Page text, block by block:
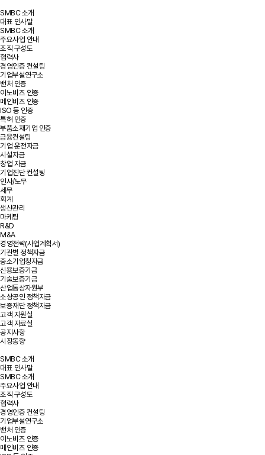
SMBC 소개
대표 인사말
SMBC 소개
주요사업 안내
조직 구성도
협력사
경영인증 컨설팅
기업부설연구소
밴처 인증
이노비즈 인증
메인비즈 인증
ISO 등 인증
특허 인증
부품소재기업 인증
금융컨설팅
기업 운전자금
시설자금
창업 자금
기업진단 컨설팅
인사/노무
세무
회계
생산관리
마케팅
R&D
M&A
경영전략(사업계획서)
기관별 정책자금
중소기업청자금
신용보증기금
기술보증기금
산업통상자원부
소상공인 정책자금
보증재단 정책자금
고객 지원실
고객 자료실
공지사항
시장동향
SMBC 소개
대표 인사말
SMBC 소개
주요사업 안내
조직 구성도
협력사
경영인증 컨설팅
기업부설연구소
밴처 인증
이노비즈 인증
메인비즈 인증